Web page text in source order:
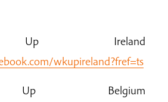
Up Ireland
wkupireland?fref=ts
Belgium